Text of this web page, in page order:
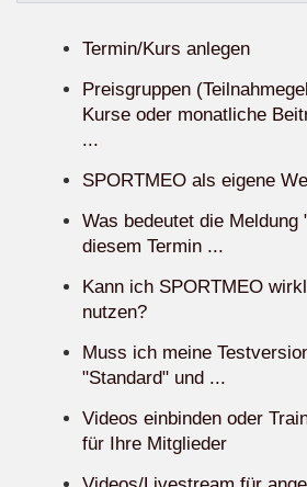
Termin/Kurs anlegen
Preisgruppen
Kurse oder monatliche
...
SPORTMEO als eigene
Was bedeutet die Meldung
diesem Termin ...
Kann ich SPORTMEO
nutzen?
Muss ich meine
"Standard" und ...
Videos einbinden oder
für Ihre Mitglieder